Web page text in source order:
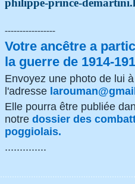
philippe-prince-
-----------------
Votre ancêtre a
la guerre de 1914-
Envoyez une photo de lui à
l'adresse
Elle pourra être publiée
notre dossier des
poggiolais.
..............